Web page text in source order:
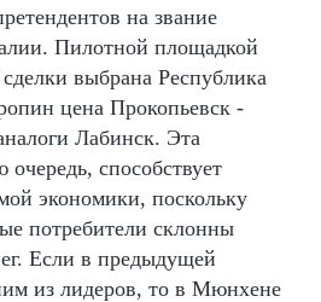
на звание
Пилотной площадкой
выбрана Республика
цена Прокопьевск -
Лабинск. Эта
очередь, способствует
экономики, поскольку
потребители склонны
Если в предыдущей
из лидеров, то в Мюнхене